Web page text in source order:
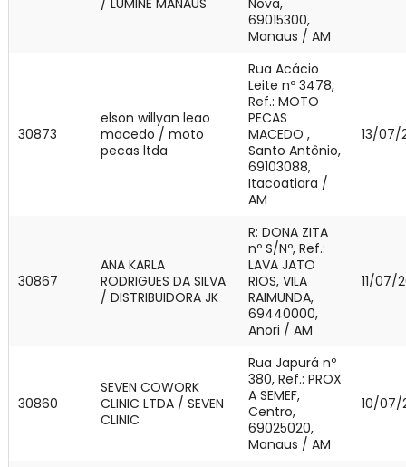
/ LUMINE MANAUS
Nova,
69015300,
Manaus / AM
30873
elson willyan leao
macedo / moto
pecas ltda
Rua Acácio
Leite nº 3478,
Ref.: MOTO
PECAS
MACEDO ,
Santo Antônio,
69103088,
Itacoatiara /
AM
13/07/
30867
ANA KARLA
RODRIGUES DA SILVA
/ DISTRIBUIDORA JK
R: DONA ZITA
nº S/Nº, Ref.:
LAVA JATO
RIOS, VILA
RAIMUNDA,
69440000,
Anori / AM
11/07/
30860
SEVEN COWORK
CLINIC LTDA / SEVEN
CLINIC
Rua Japurá nº
380, Ref.: PROX
A SEMEF,
Centro,
69025020,
Manaus / AM
10/07/